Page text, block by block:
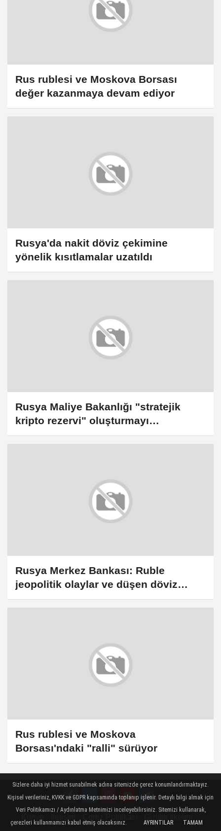
Rus rublesi ve Moskova Borsası
değer kazanmaya devam ediyor
Rusya'da nakit döviz çekimine
yönelik kısıtlamalar uzatıldı
Rusya Maliye Bakanlığı "stratejik
kripto rezervi" oluşturmayı
değerlendirmiyor
Rusya Merkez Bankası: Ruble
jeopolitik olaylar ve düşen döviz
talebiyle değer kazandı
Rus rublesi ve Moskova
Borsası'ndaki "ralli" sürüyor
Sizlere daha iyi hizmet sunabilmek adına sitemizde çerez konumlandırmaktayız.
Kişisel verileriniz, KVKK ve GDPR kapsamında toplanıp işlenir. Detaylı bilgi almak için
Veri Politikamızı / Aydınlatma Metnimizi inceleyebilirsiniz. Sitemizi kullanarak,
çerezleri kullanmamızı kabul etmiş olacaksınız.
AYRINTILAR TAMAM